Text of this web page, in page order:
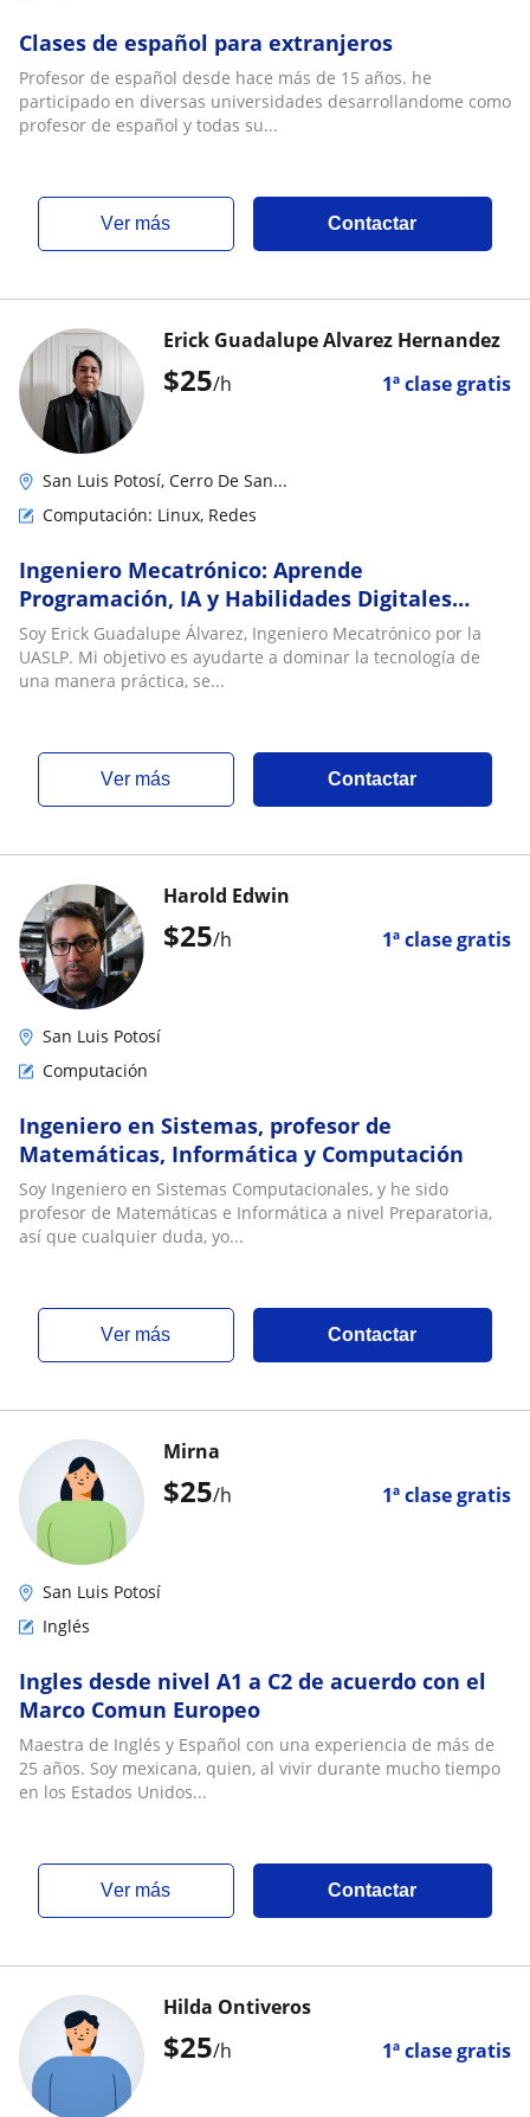
Clases de español para extranjeros
Profesor de español desde hace más de 15 años. he
participado en diversas universidades desarrollandome como
profesor de español y todas su...
ver más Contactar
$25/h 1ª clase gratis
Erick Guadalupe Alvarez Hernandez
San Luis Potosí, Cerro De San...
Computación: Linux, Redes
Ingeniero Mecatrónico: Aprende
Programación, IA y Habilidades Digitales
desde cero
Soy Erick Guadalupe Álvarez, Ingeniero Mecatrónico por la
UASLP. Mi objetivo es ayudarte a dominar la tecnología de
una manera práctica, se...
ver más Contactar
$25/h 1ª clase gratis
Harold Edwin
San Luis Potosí
Computación
Ingeniero en Sistemas, profesor de
Matemáticas, Informática y Computación
Soy Ingeniero en Sistemas Computacionales, y he sido
profesor de Matemáticas e Informática a nivel Preparatoria,
así que cualquier duda, yo...
ver más Contactar
$25/h 1ª clase gratis
Mirna
San Luis Potosí
Inglés
Ingles desde nivel A1 a C2 de acuerdo con el
Marco Comun Europeo
Maestra de Inglés y Español con una experiencia de más de
25 años. Soy mexicana, quien, al vivir durante mucho tiempo
en los Estados Unidos...
ver más Contactar
$25/h 1ª clase gratis
Hilda Ontiveros